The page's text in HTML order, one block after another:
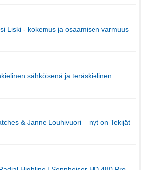
Liski - kokemus ja osaamisen varmuus
sähköisenä ja teräskielinen
& Janne Louhivuori – nyt on Tekijät